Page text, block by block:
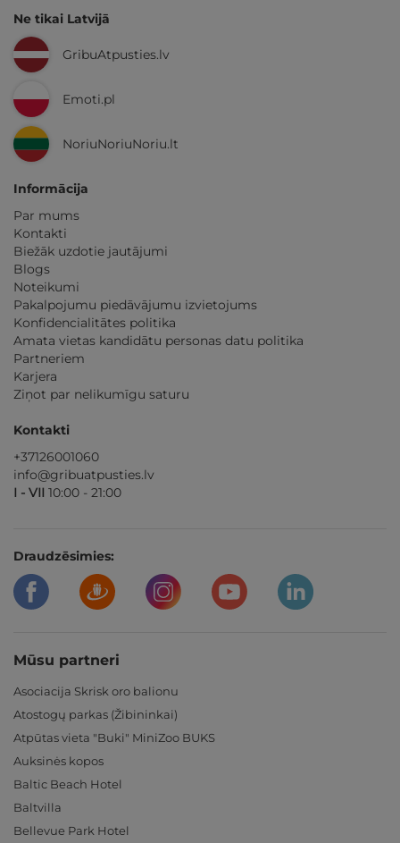
Ne tikai Latvijā
GribuAtpusties.lv
Emoti.pl
NoriuNoriuNoriu.lt
Informācija
Par mums
Kontakti
Biežāk uzdotie jautājumi
Blogs
Noteikumi
Pakalpojumu piedāvājumu izvietojums
Konfidencialitātes politika
Amata vietas kandidātu personas datu politika
Partneriem
Karjera
Ziņot par nelikumīgu saturu
Kontakti
+37126001060
info@gribuatpusties.lv
I - VII 10:00 - 21:00
Draudzēsimies:
Mūsu partneri
Asociacija Skrisk oro balionu
Atostogų parkas (Žibininkai)
Atpūtas vieta "Buki" MiniZoo BUKS
Auksinės kopos
Baltic Beach Hotel
Baltvilla
Bellevue Park Hotel